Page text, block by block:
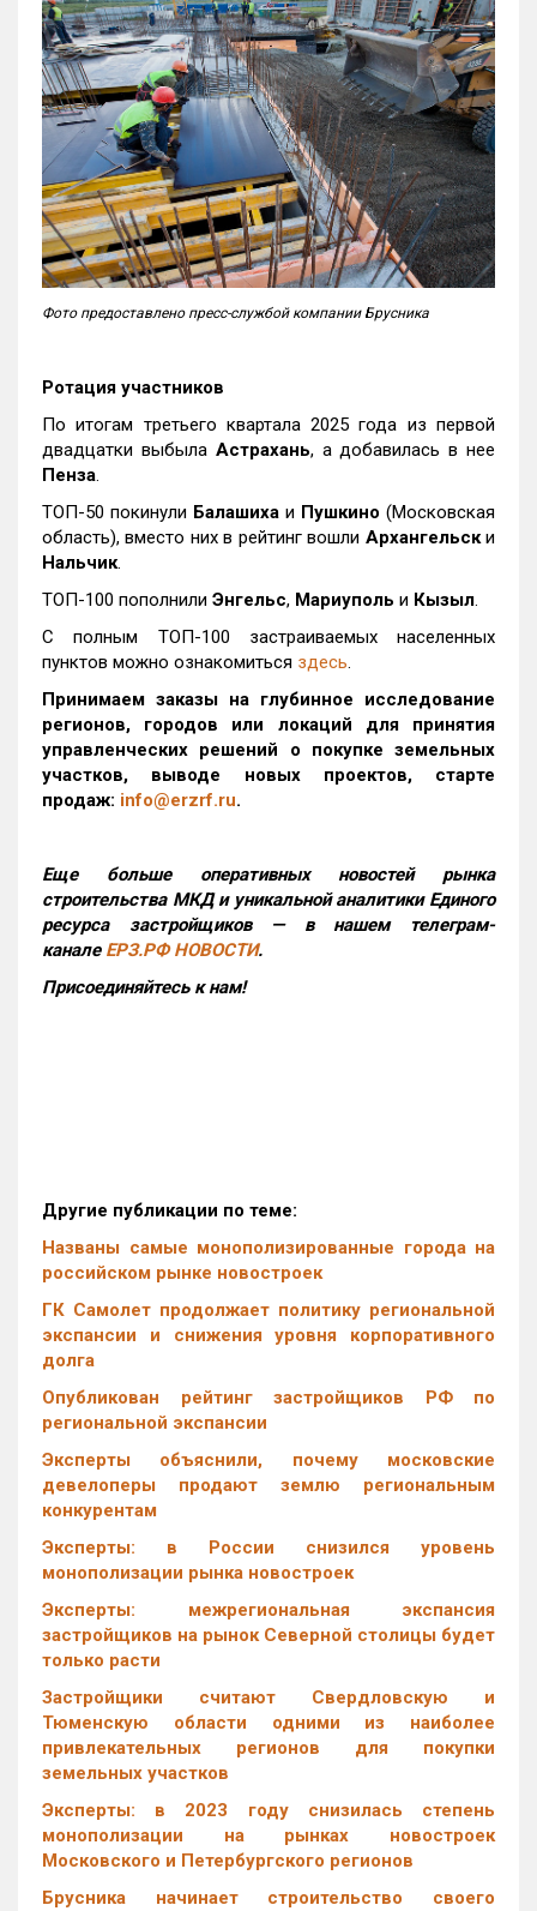
Фото предоставлено пресс-службой компании Брусника
Ротация участников
По итогам третьего квартала 2025 года из первой
двадцатки выбыла Астрахань, а добавилась в нее
Пенза.
ТОП-50 покинули Балашиха и Пушкино (Московская
область), вместо них в рейтинг вошли Архангельски
Нальчик.
ТОП-100 пополнили Энгельс, Мариуполь и Кызыл.
С полным ТОП-100 застраиваемых населенных
пунктов можно ознакомиться здесь.
Принимаем заказы на глубинное исследование
регионов, городов или локаций для принятия
управленческих решений о покупке земельных
участков, выводе новых проектов, старте
продаж: info@erzrf.ru.
Еще больше оперативных новостей рынка
строительства МКД и уникальной аналитики Единого
ресурса застройщиков — в нашем телеграм-
канале ЕРЗ.РФ НОВОСТИ.
Присоединяйтесь к нам!
Другие публикации по теме:
Названы самые монополизированные города на
российском рынке новостроек
ГК Самолет продолжает политику региональной
экспансии и снижения уровня корпоративного
долга
Опубликован рейтинг застройщиков РФ по
региональной экспансии
Эксперты объяснили, почему московские
девелоперы продают землю региональным
конкурентам
Эксперты: в России снизился уровень
монополизации рынка новостроек
Эксперты: межрегиональная экспансия
застройщиков на рынок Северной столицы будет
только расти
Застройщики считают Свердловскую и
Тюменскую области одними из наиболее
привлекательных регионов для покупки
земельных участков
Эксперты: в 2023 году снизилась степень
монополизации на рынках новостроек
Московского и Петербургского регионов
Брусника начинает строительство своего